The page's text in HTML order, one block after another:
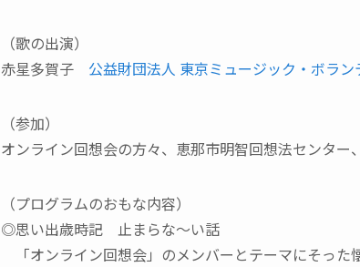
（歌の出演）
赤星多賀子 公益財団法人 東京ミュージック・ボラン
（参加）
オンライン回想会の方々、恵那市明智回想法センター
（プログラムのおもな内容）
◎思い出歳時記 止まらな～い話
「オンライン回想会」のメンバーとテーマにそった